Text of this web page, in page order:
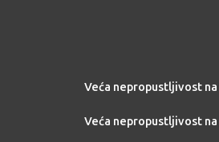
Veća nepropustljivost
Veća nepropustljivost